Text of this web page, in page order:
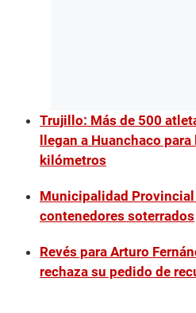
Trujillo: Más de 500
llegan a Huanchaco para
kilómetros
Municipalidad
contenedores soterrados
Revés para Arturo
rechaza su pedido de